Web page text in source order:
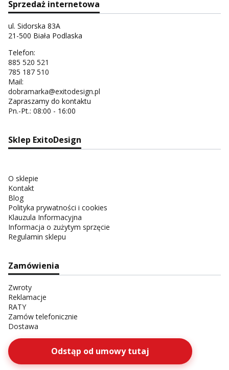
Sprzedaż internetowa
ul. Sidorska 83A
21-500 Biała Podlaska
Telefon:
885 520 521
785 187 510
Mail:
dobramarka@exitodesign.pl
Zapraszamy do kontaktu
Pn.-Pt.: 08:00 - 16:00
Sklep ExitoDesign
O sklepie
Kontakt
Blog
Polityka prywatności i cookies
Klauzula Informacyjna
Informacja o zużytym sprzęcie
Regulamin sklepu
Zamówienia
Zwroty
Reklamacje
RATY
Zamów telefonicznie
Dostawa
Odstąp od umowy tutaj